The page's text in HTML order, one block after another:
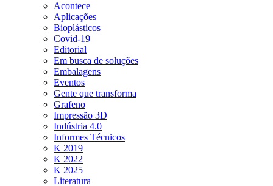
Acontece
Aplicações
Bioplásticos
Covid-19
Editorial
Em busca de soluções
Embalagens
Eventos
Gente que transforma
Grafeno
Impressão 3D
Indústria 4.0
Informes Técnicos
K 2019
K 2022
K 2025
Literatura